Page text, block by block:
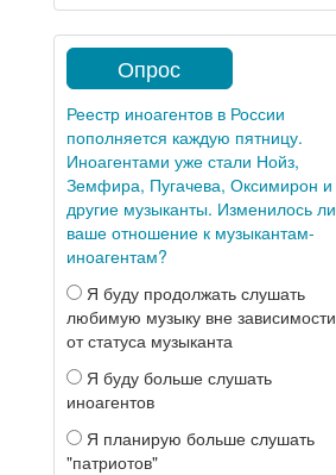
Опрос
Реестр иноагентов в России
пополняется каждую пятницу.
Иноагентами уже стали Нойз,
Земфира, Пугачева, Оксимирон и
другие музыканты. Изменилось ли
ваше отношение к музыкантам-
иноагентам?
Я буду продолжать слушать
любимую музыку вне зависимости
от статуса музыканта
Я буду больше слушать
иноагентов
Я планирую больше слушать
"патриотов"